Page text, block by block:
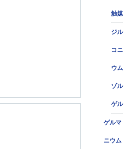
触媒
ジル
コニ
ウム
ゾル
ゲル
ゲルマ
ニウム